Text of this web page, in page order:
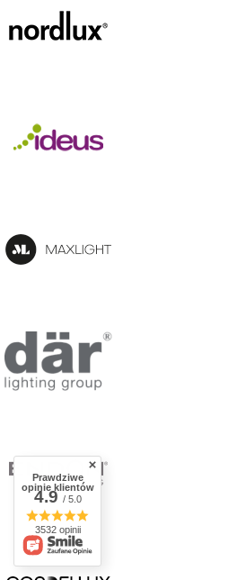
Prawdziwe
opinie klientów
4.9/ 5.0
3532 opinii